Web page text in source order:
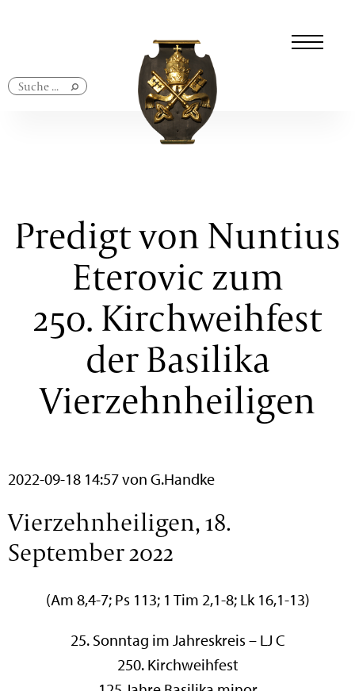
Predigt von Nuntius
Eterovic zum
250. Kirchweihfest
der Basilika
Vierzehnheiligen
2022-09-18 14:57von G.Handke
Vierzehnheiligen, 18.
September 2022
(Am 8,4-7; Ps 113; 1 Tim 2,1-8; Lk 16,1-13)
25. Sonntag im Jahreskreis – LJ C
250. Kirchweihfest